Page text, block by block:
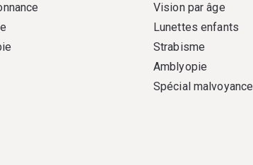
Vision par âge
Lunettes enfants
Strabisme
Amblyopie
Spécial malvoyance